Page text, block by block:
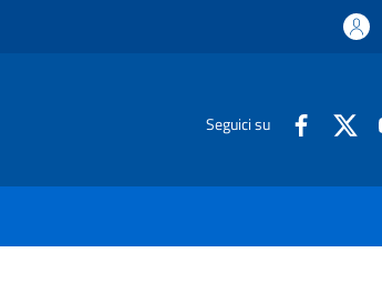
Seguici su